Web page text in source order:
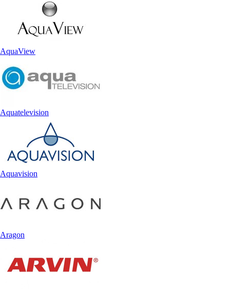
AquaView
Aquatelevision
Aquavision
Aragon